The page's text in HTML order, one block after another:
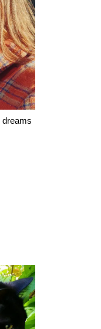
dreams